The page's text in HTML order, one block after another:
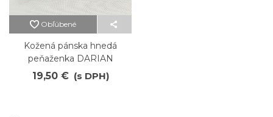
Obľúbené
Kožená pánska hnedá
peňaženka DARIAN
19,50 € (s DPH)